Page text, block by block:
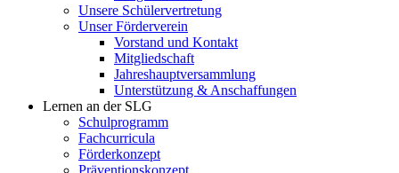
Unsere Schülervertretung
Unser Förderverein
Vorstand und Kontakt
Mitgliedschaft
Jahreshauptversammlung
Unterstützung & Anschaffungen
Lernen an der SLG
Schulprogramm
Fachcurricula
Förderkonzept